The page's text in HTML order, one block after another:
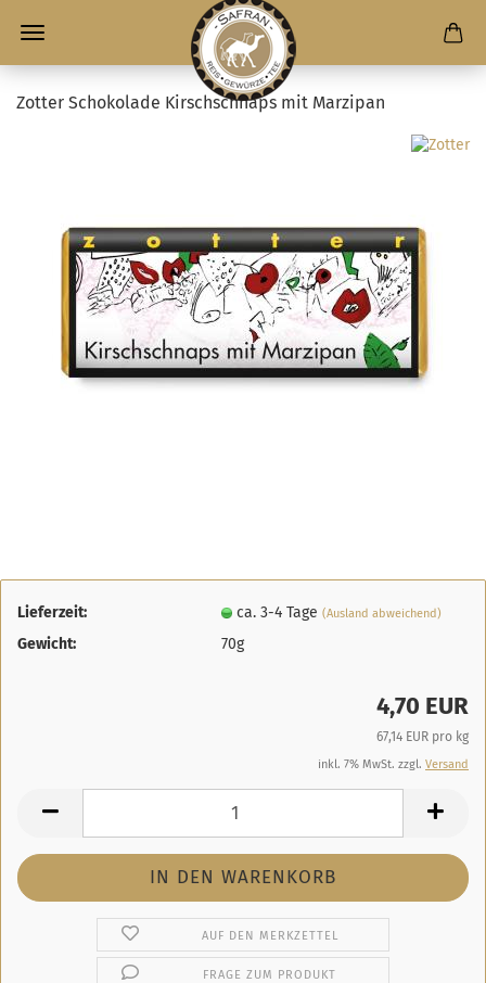
Zotter Schokolade Kirschschnaps mit Marzipan
Lieferzeit: ca. 3-4 Tage(Ausland abweichend)
Gewicht: 70g
4,70 EUR
67,14 EUR pro kg
inkl. 7% MwSt. zzgl. Versand
AUF DEN MERKZETTEL
FRAGE ZUM PRODUKT